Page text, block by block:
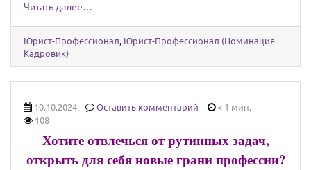
Читать далее…
Юрист-Профессионал Юрист-Профессионал (Номинация
Кадровик)
10.10.2024 Оставить комментарий
< 1 мин.
108
Хотите отвлечься от рутинных задач,
открыть для себя новые грани профессии?